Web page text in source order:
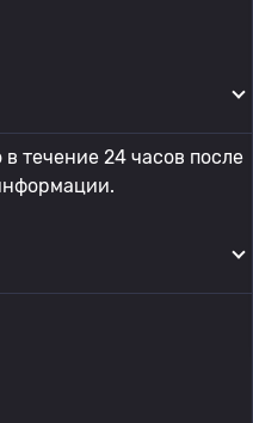
течение 24 часов после